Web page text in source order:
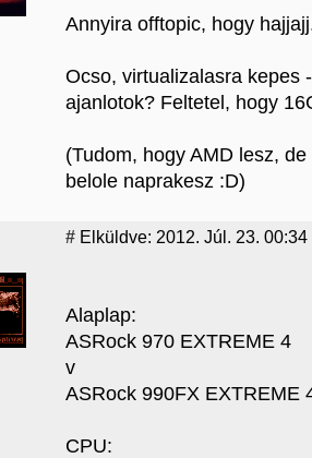
Annyira offtopic, hogy
Ocso, virtualizalasra kepes
ajanlotok? Feltetel, hogy
(Tudom, hogy AMD lesz,
belole naprakesz :D)
# Elküldve: 2012. Júl. 23.
Alaplap:
ASRock 970 EXTREME 4
v
ASRock 990FX EXTREME
CPU: